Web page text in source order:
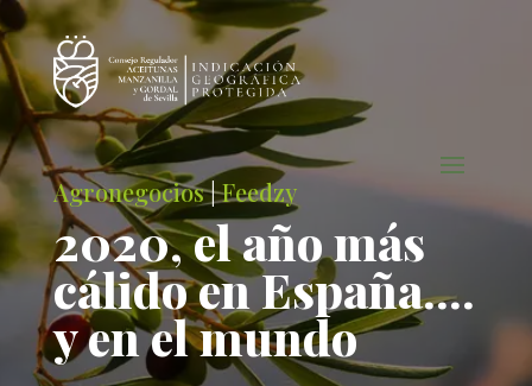
Agronegocios|Feedzy
2020, el año más
cálido en España….
y en el mundo